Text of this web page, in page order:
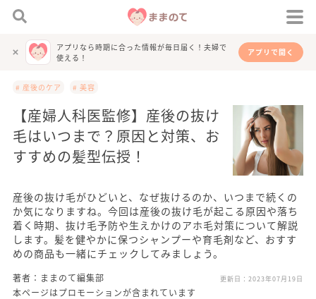
アプリなら時期に合った情報が毎日届く！夫婦で
使える！
アプリで開く
# 産後のケア # 美容
【産婦人科医監修】産後の抜け
毛はいつまで？原因と対策、お
すすめの髪型伝授！
産後の抜け毛がひどいと、なぜ抜けるのか、いつまで続くの
か気になりますね。今回は産後の抜け毛が起こる原因や落ち
着く時期、抜け毛予防や生えかけのアホ毛対策について解説
します。髪を健やかに保つシャンプーや育毛剤など、おすす
めの商品も一緒にチェックしてみましょう。
著者：ままのて編集部 更新日： 2023年07月19日
本ページはプロモーションが含まれています